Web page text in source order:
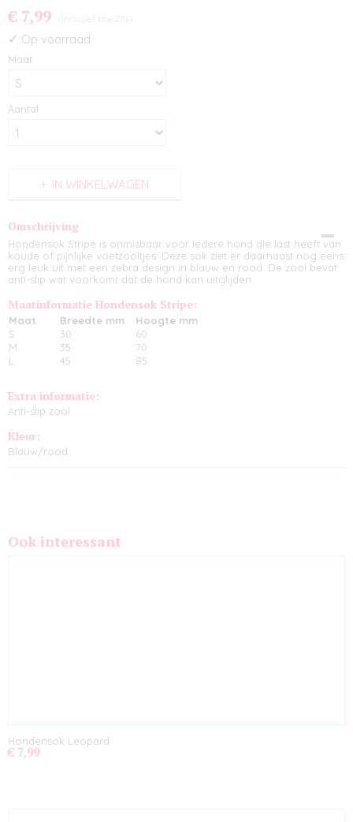
€ 7,99 (inclusief btw 21%)
✓ Op voorraad
Maat
Aantal
IN WINKELWAGEN
Omschrijving
Hondensok Stripe is onmisbaar voor iedere hond die last heeft van
koude of pijnlijke voetzooltjes. Deze sok ziet er daarnaast nog eens
erg leuk uit met een zebra design in blauw en rood. De zool bevat
anti-slip wat voorkomt dat de hond kan uitglijden.
Maatinformatie Hondensok Stripe:
Maat Breedte mm
Hoogte mm
S
30
60
M
35
70
L
45 85
Extra informatie:
Anti-slip zool
Kleur:
Blauw/rood
Ook interessant
Hondensok Leopard
€ 7,99